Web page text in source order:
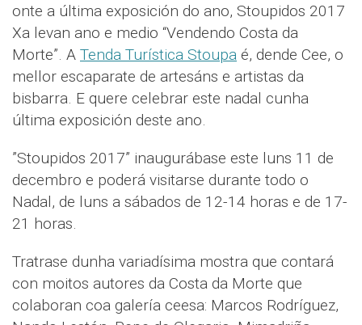
onte a última exposición do ano, Stoupidos 2017
Xa levan ano e medio “Vendendo Costa da
Morte”. A Tenda Turística Stoupa é, dende Cee, o
mellor escaparate de artesáns e artistas da
bisbarra. E quere celebrar este nadal cunha
última exposición deste ano.
”Stoupidos 2017” inaugurábase este luns 11 de
decembro e poderá visitarse durante todo o
Nadal, de luns a sábados de 12-14 horas e de 17-
21 horas.
Tratrase dunha variadísima mostra que contará
con moitos autores da Costa da Morte que
colaboran coa galería ceesa: Marcos Rodríguez,